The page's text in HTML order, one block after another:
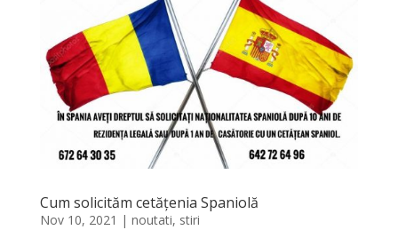
Cum solicităm cetățenia Spaniolă
Nov 10, 2021 | noutati, stiri